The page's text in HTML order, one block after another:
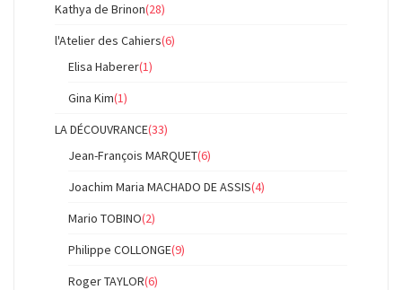
Kathya de Brinon(28)
l'Atelier des Cahiers(6)
Elisa Haberer(1)
Gina Kim(1)
LA DÉCOUVRANCE(33)
Jean-François MARQUET(6)
Joachim Maria MACHADO DE ASSIS(4)
Mario TOBINO(2)
Philippe COLLONGE(9)
Roger TAYLOR(6)